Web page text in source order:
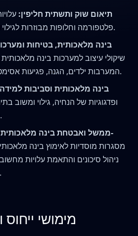
תיאום שוק ותשתית חליפין:
פלטפורמה וחלופות מבוזרות לגילוי וחליפין של מוצרים.
בינה מלאכותית, בטיחות
שיקולי עיצוב למערכות בינה
המערבות ילדים, הגנה, פגיעות אסימטרית וחובת זהירות.
בינה מלאכותית וסביבות
ופדגוגיות של הנחיה, גילוי ומשוב
בהקשרים חינוכיים.
ממשל ואבטחת בינה מלאכותית
ניהול סיכונים והתאמת עלויות
במגזרים מוסדרים.
מימושי